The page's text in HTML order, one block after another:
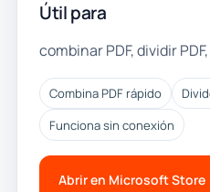
Útil para
combinar PDF, dividir
Combina PDF rápido
Funciona sin conexión
Abrir en Microsoft Store